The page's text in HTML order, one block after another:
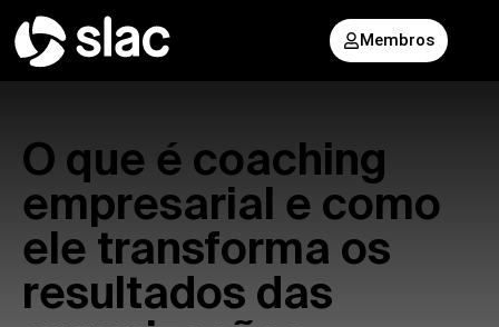
Membros
O que é coaching
empresarial e como
ele transforma os
resultados das